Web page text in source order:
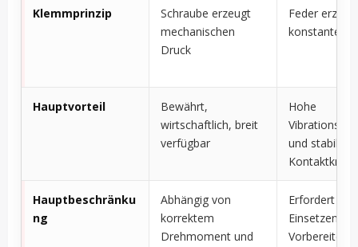
Klemmprinzip
Schraube erzeugt
mechanischen
Druck
Feder
konstanten
Hauptvorteil
Bewährt,
wirtschaftlich, breit
verfügbar
Hohe
und stabile
Kontaktkraft
Hauptbeschränku
ng
Abhängig von
korrektem
Drehmoment und
Erfordert
Einsetzen
Vorbereiten